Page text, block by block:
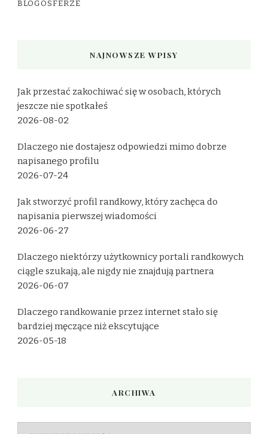
BLOGOSFERZE
NAJNOWSZE WPISY
Jak przestać zakochiwać się w osobach, których
jeszcze nie spotkałeś
2026-08-02
Dlaczego nie dostajesz odpowiedzi mimo dobrze
napisanego profilu
2026-07-24
Jak stworzyć profil randkowy, który zachęca do
napisania pierwszej wiadomości
2026-06-27
Dlaczego niektórzy użytkownicy portali randkowych
ciągle szukają, ale nigdy nie znajdują partnera
2026-06-07
Dlaczego randkowanie przez internet stało się
bardziej męczące niż ekscytujące
2026-05-18
ARCHIWA